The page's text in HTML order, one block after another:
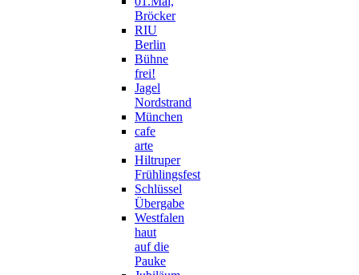
Bröcker
RIU
Berlin
Bühne
frei!
Jagel
Nordstrand
München
cafe
arte
Hiltruper
Frühlingsfest
Schlüssel
Übergabe
Westfalen
haut
auf die
Pauke